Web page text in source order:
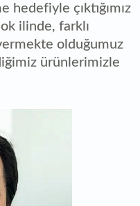
hedefiyle çıktığımız
ilinde, farklı
olduğumuz
ürünlerimizle